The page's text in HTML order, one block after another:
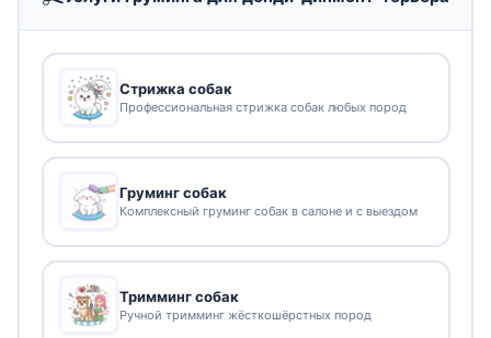
Стрижка собак
Профессиональная стрижка собак любых пород
Груминг собак
Комплексный груминг собак в салоне и с выездом
Тримминг собак
Ручной тримминг жёсткошёрстных пород